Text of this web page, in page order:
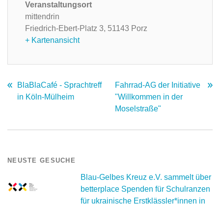
Veranstaltungsort
mittendrin
Friedrich-Ebert-Platz 3, 51143 Porz
+ Kartenansicht
BlaBlaCafé - Sprachtreff
in Köln-Mülheim
Fahrrad-AG der Initiative
"Willkommen in der
Moselstraße"
NEUSTE GESUCHE
Blau-Gelbes Kreuz e.V. sammelt über
betterplace Spenden für Schulranzen
für ukrainische Erstklässler*innen in